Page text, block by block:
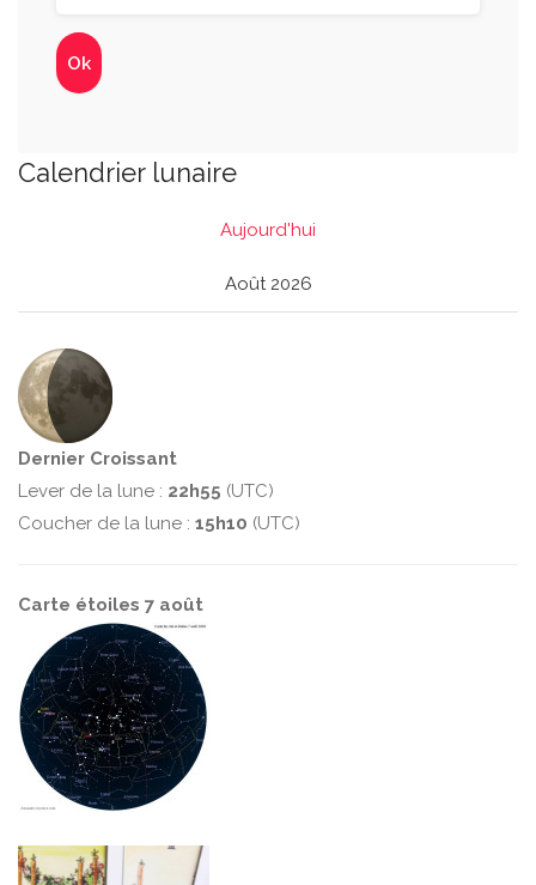
Calendrier lunaire
Aujourd'hui
Août 2026
Dernier Croissant
Lever de la lune : 22h55 (UTC)
Coucher de la lune : 15h10 (UTC)
Carte étoiles 7 août